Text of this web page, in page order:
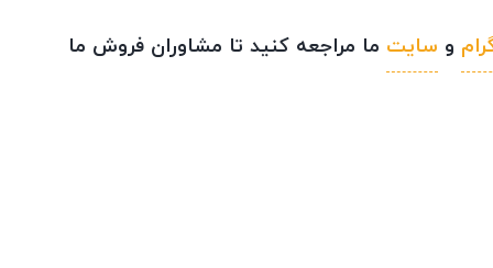
و سایت ما مراجعه کنید تا مشاوران فروش ما